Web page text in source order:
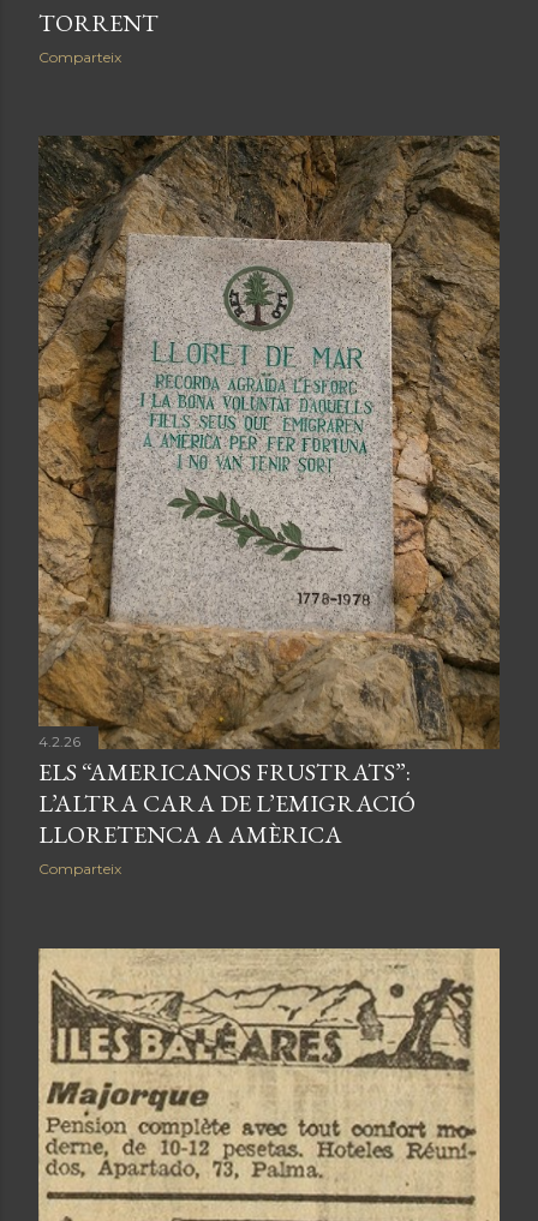
TORRENT
Comparteix
4.2.26
ELS “AMERICANOS FRUSTRATS”:
L’ALTRA CARA DE L’EMIGRACIÓ
LLORETENCA A AMÈRICA
Comparteix